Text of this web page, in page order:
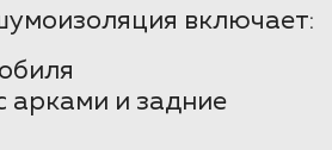
включает:
арками и задние